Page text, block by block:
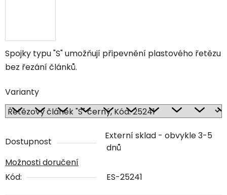
Spojky typu "S" umožňují připevnění plastového řetězu
bez řezání článků.
Varianty
Dostupnost
Externí sklad - obvykle 3-5
dnů
Možnosti doručení
Kód:
ES-25241